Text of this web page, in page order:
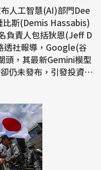
人工智慧(AI)部門Dee
比斯(Demis Hassabis)
負責人包括狄恩(Jeff D
頭，其最新Gemini模型
仍未發布，引發投資人